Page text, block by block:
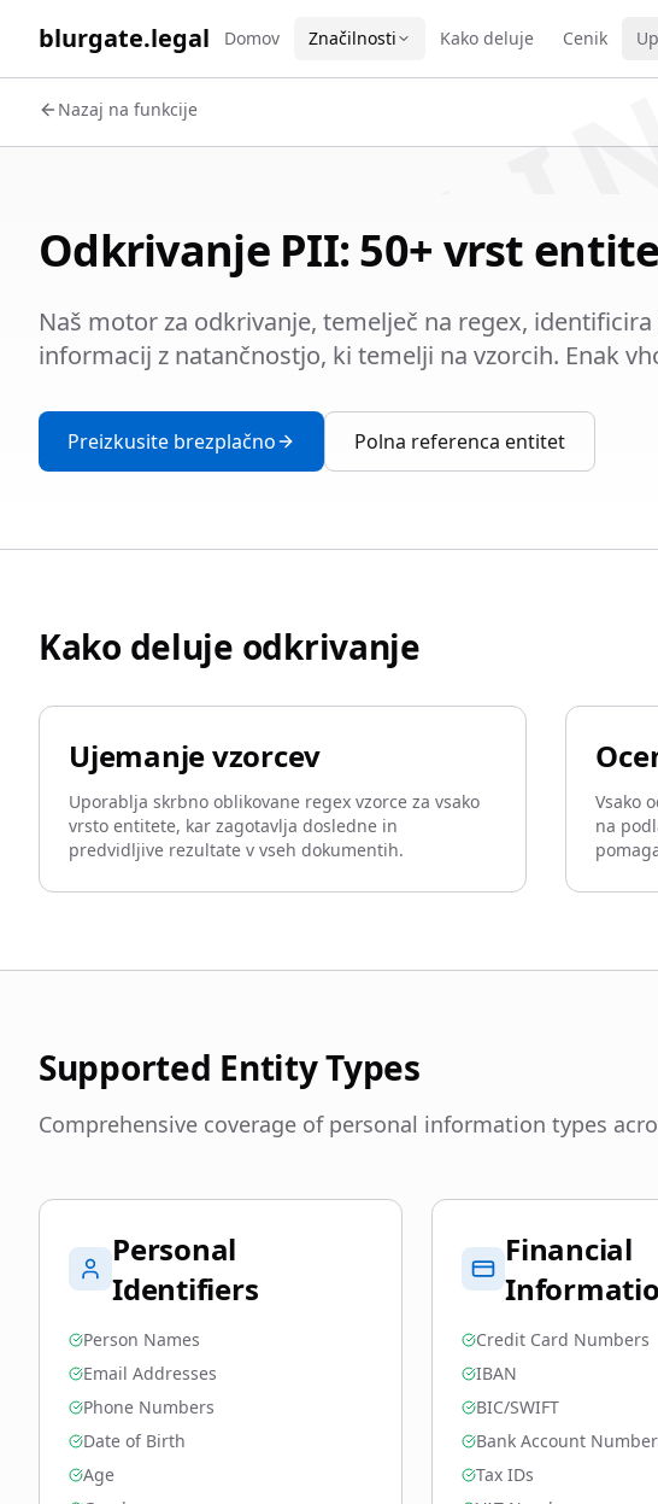
blurgate.legal Domov Značilnosti Kako deluje Cenik
Nazaj na funkcije
Odkrivanje PII: 50+ vrst
Naš motor za odkrivanje, temelječ na regex,
informacij z natančnostjo, ki temelji na vzorcih. Enak
Preizkusite brezplačno Polna referenca entitet
Kako deluje odkrivanje
Ujemanje vzorcev
Uporablja skrbno oblikovane regex vzorce za vsako
vrsto entitete, kar zagotavlja dosledne in
predvidljive rezultate v vseh dokumentih.
Vsako
na
Supported Entity Types
Comprehensive coverage of personal information types
Personal
Identifiers
Person Names
Email Addresses
Phone Numbers
Date of Birth
Age
Financial
Credit Card Numbers
IBAN
BIC/SWIFT
Bank Account
Tax IDs